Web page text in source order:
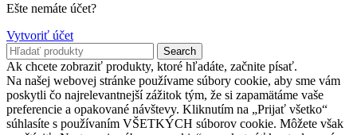
Ešte nemáte účet?
Vytvoriť účet
Search
Ak chcete zobraziť produkty, ktoré hľadáte, začnite písať.
Na našej webovej stránke používame súbory cookie, aby sme vám
poskytli čo najrelevantnejší zážitok tým, že si zapamätáme vaše
preferencie a opakované návštevy. Kliknutím na „Prijať všetko“
súhlasíte s používaním VŠETKÝCH súborov cookie. Môžete však